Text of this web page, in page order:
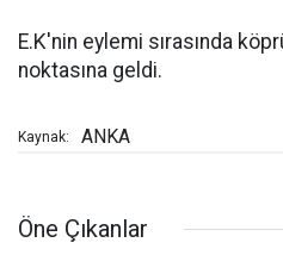
E.K'nin eylemi sırasında
noktasına geldi.
Kaynak: ANKA
Öne Çıkanlar